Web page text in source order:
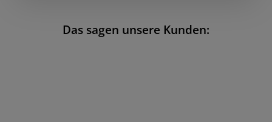
Das sagen unsere Kunden: